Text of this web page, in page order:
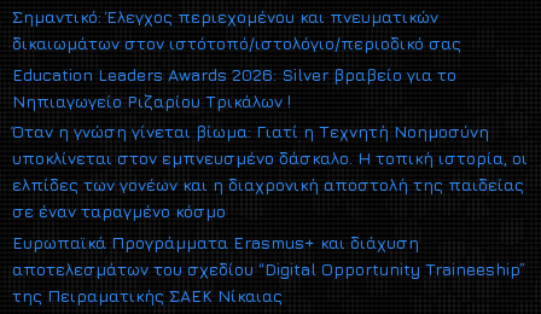
Σημαντικό: Έλεγχος περιεχομένου και πνευματικών
δικαιωμάτων στον ιστότοπό/ιστολόγιο/περιοδικό σας
Education Leaders Awards 2026: Silver βραβείο για το
Νηπιαγωγείο Ριζαρίου Τρικάλων !
Όταν η γνώση γίνεται βίωμα: Γιατί η Τεχνητή Νοημοσύνη
υποκλίνεται στον εμπνευσμένο δάσκαλο. Η τοπική ιστορία, οι
ελπίδες των γονέων και η διαχρονική αποστολή της παιδείας
σε έναν ταραγμένο κόσμο
Ευρωπαϊκά Προγράμματα Erasmus+ και διάχυση
αποτελεσμάτων του σχεδίου “Digital Opportunity Traineeship”
της Πειραματικής ΣΑΕΚ Νίκαιας